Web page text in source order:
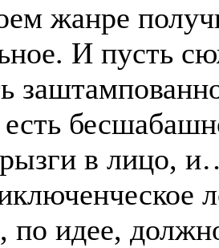
жанре
И пусть
есть
в лицо,
по идее,